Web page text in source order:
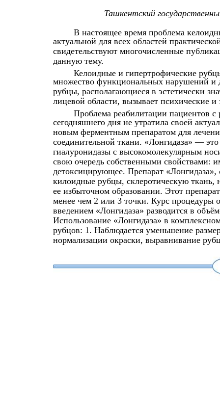
Ташкентский
В настоящее время проблема
актуальной для всех областей
свидетельствуют многочисленные
данную тему.
Келоидные и гипертрофические
множество функциональных нарушений и
рубцы, располагающиеся в эстетически
лицевой области, вызывает психические
Проблема реабилитации пациентов
сегодняшнего дня не утратила своей
новым ферментным препаратом для
соединительной ткани. «Лонгидаза» —
гиалуронидазы с высокомолекулярным
свою очередь собственными свойствами:
детоксицирующее. Препарат «Лонгидаза»,
килоидные рубцы, склеротическую ткань,
ее избыточном образовании. Этот
менее чем 2 или 3 точки. Курс процедуры
введением «Лонгидаза» разводится в
Использование «Лонгидаза» в
рубцов: 1. Наблюдается уменьшение
нормализации окраски, выравнивание